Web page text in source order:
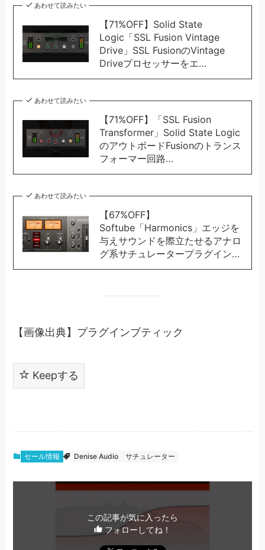
あわせて読みたい
【71%OFF】Solid State
Logic「SSL Fusion Vintage
Drive」SSL FusionのVintage
Driveプロセッサーをエ…
あわせて読みたい
【71%OFF】「SSL Fusion
Transformer」Solid State Logic
のアウトボードFusionのトランス
フォーマー回路…
あわせて読みたい
【67%OFF】
Softube「Harmonics」エッジを
与えサウンドを際立たせるアナロ
グ系サチュレータープラグイン…
【画像出典】プラグインブティック
Keepする
セール情報 Denise Audio サチュレーター
この記事が気に入ったら
フォローしてね！